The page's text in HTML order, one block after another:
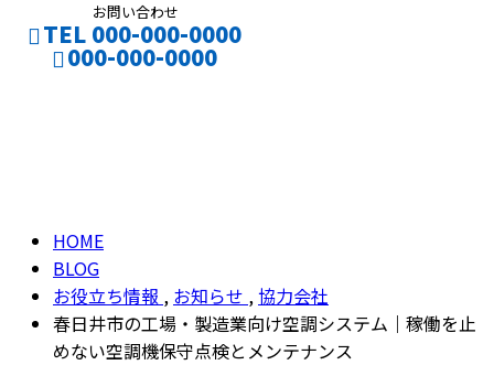
お問い合わせ
TEL 000-000-0000
000-000-0000
HOME
BLOG
お役立ち情報 , お知らせ ,協力会社
春日井市の工場・製造業向け空調システム｜稼働を止
めない空調機保守点検とメンテナンス